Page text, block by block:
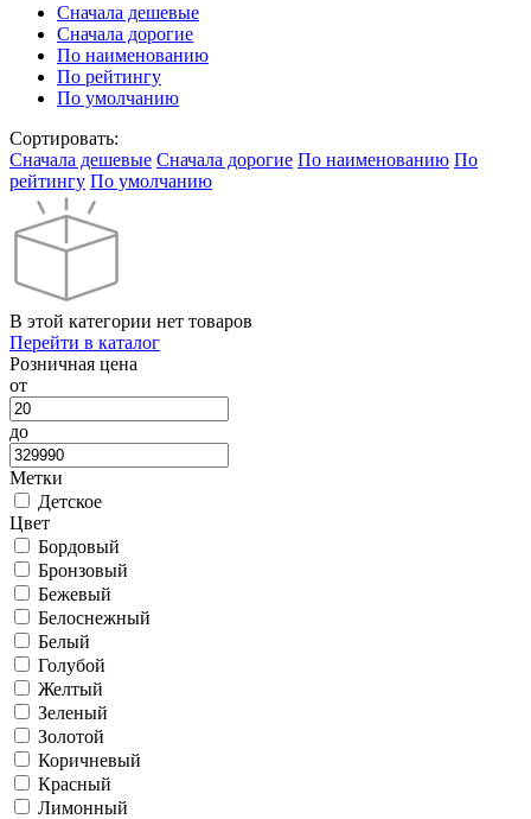
Cначала дешевые
Cначала дорогие
По наименованию
По рейтингу
По умолчанию
Сортировать:
Cначала дешевые Cначала дорогие По наименованию По
рейтингу По умолчанию
В этой категории нет товаров
Перейти в каталог
Розничная цена
от
до
Метки
Детское
Цвет
Бордовый
Бронзовый
Бежевый
Белоснежный
Белый
Голубой
Желтый
Зеленый
Золотой
Коричневый
Красный
Лимонный